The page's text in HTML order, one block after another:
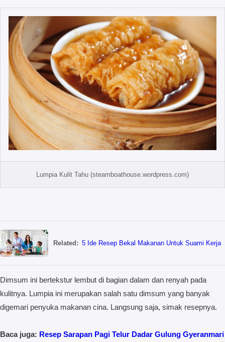
Lumpia Kulit Tahu (steamboathouse.wordpress.com)
Related: 5 Ide Resep Bekal Makanan Untuk Suami Kerja
Dimsum ini bertekstur lembut di bagian dalam dan renyah pada
kulitnya. Lumpia ini merupakan salah satu dimsum yang banyak
digemari penyuka makanan cina. Langsung saja, simak resepnya.
Baca juga: Resep Sarapan Pagi Telur Dadar Gulung Gyeranmari